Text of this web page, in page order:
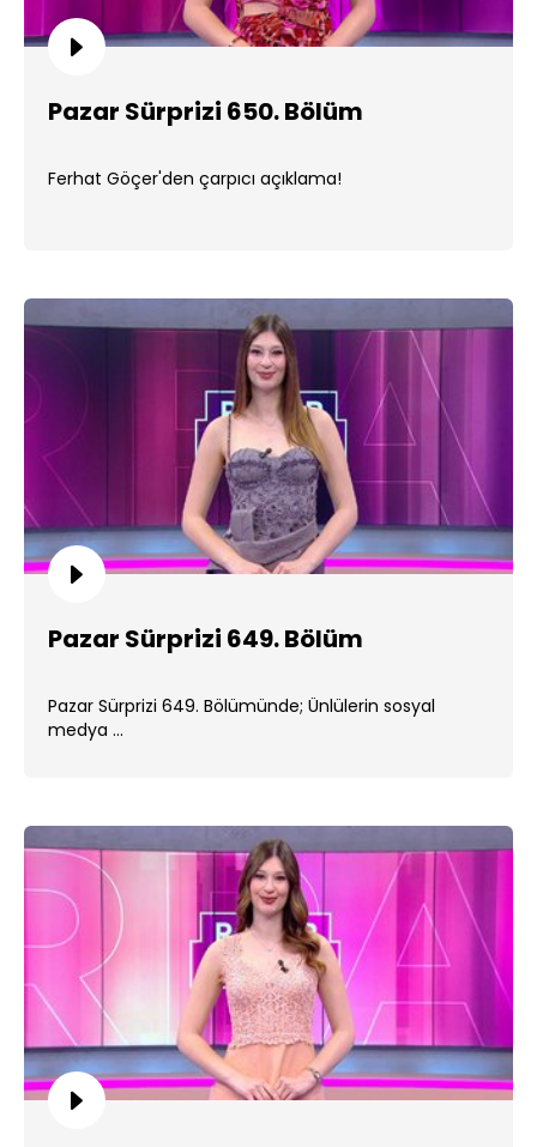
Pazar Sürprizi 650. Bölüm
Ferhat Göçer'den çarpıcı açıklama!
Pazar Sürprizi 649. Bölüm
Pazar Sürprizi 649. Bölümünde; Ünlülerin sosyal
medya ...